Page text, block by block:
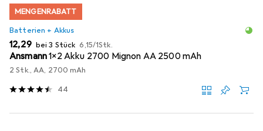
MENGENRABATT
Batterien + Akkus
EUR
12,29 bei 3 Stück EUR
6,15/1Stk.
Ansmann1x2 Akku 2700 Mignon AA 2500 mAh
2 Stk., AA, 2700 mAh
44